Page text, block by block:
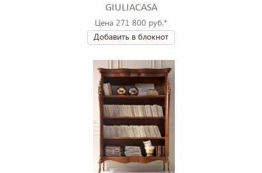
GIULIACASA
Цена 271 800 руб.*
Добавить в блокнот